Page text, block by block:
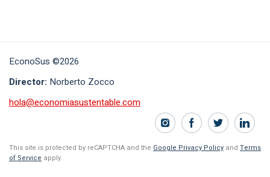
EconoSus ©2026
Director: Norberto Zocco
hola@economiasustentable.com
This site is protected by reCAPTCHA and the Google Privacy Policy and Terms
of Service apply.